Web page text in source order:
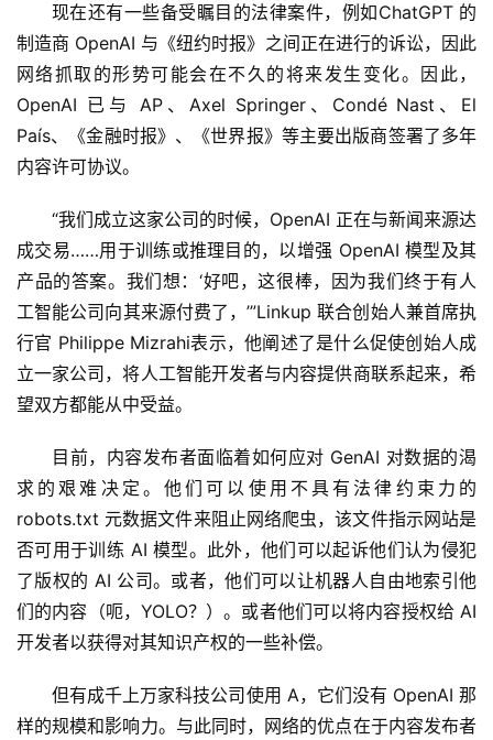
现在还有一些备受瞩目的法律案件，例如ChatGPT 的
制造商 OpenAI 与《纽约时报》之间正在进行的诉讼，因此
网络抓取的形势可能会在不久的将来发生变化。因此，
OpenAI 已与 AP、Axel Springer、Condé Nast、El
País、《金融时报》、《世界报》等主要出版商签署了多年
内容许可协议。
“我们成立这家公司的时候，OpenAI 正在与新闻来源达
成交易……用于训练或推理目的，以增强 OpenAI 模型及其
产品的答案。我们想：‘好吧，这很棒，因为我们终于有人
工智能公司向其来源付费了，’”Linkup 联合创始人兼首席执
行官 Philippe Mizrahi表示，他阐述了是什么促使创始人成
立一家公司，将人工智能开发者与内容提供商联系起来，希
望双方都能从中受益。
目前，内容发布者面临着如何应对 GenAI 对数据的渴
求的艰难决定。他们可以使用不具有法律约束力的
robots.txt 元数据文件来阻止网络爬虫，该文件指示网站是
否可用于训练 AI 模型。此外，他们可以起诉他们认为侵犯
了版权的 AI 公司。或者，他们可以让机器人自由地索引他
们的内容（呃，YOLO？）。或者他们可以将内容授权给 AI
开发者以获得对其知识产权的一些补偿。
但有成千上万家科技公司使用 A，它们没有 OpenAI 那
样的规模和影响力。与此同时，网络的优点在于内容发布者